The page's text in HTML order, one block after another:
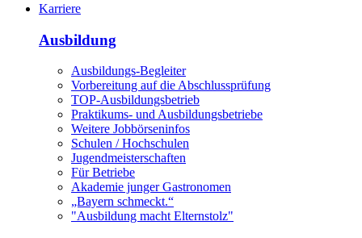
Karriere
Ausbildung
Ausbildungs-Begleiter
Vorbereitung auf die Abschlussprüfung
TOP-Ausbildungsbetrieb
Praktikums- und Ausbildungsbetriebe
Weitere Jobbörseninfos
Schulen / Hochschulen
Jugendmeisterschaften
Für Betriebe
Akademie junger Gastronomen
„Bayern schmeckt.“
"Ausbildung macht Elternstolz"